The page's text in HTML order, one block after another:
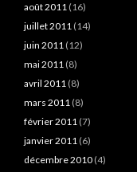
août 2011 (16)
juillet 2011 (14)
juin 2011 (12)
mai 2011 (8)
avril 2011 (8)
mars 2011 (8)
février 2011 (7)
janvier 2011 (6)
décembre 2010 (4)